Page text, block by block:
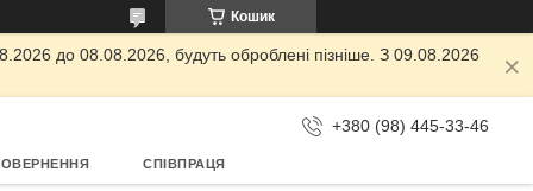
Кошик
до 08.08.2026, будуть оброблені пізніше. З 09.08.2026
+380 (98) 445-33-46
СПІВПРАЦЯ